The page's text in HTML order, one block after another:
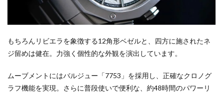
もちろんリビエラを象徴する12角形ベゼルと、四方に施されたネ
ジ留めは健在。力強く個性的な外観を演出しています。
ムーブメントにはバルジュー「7753」を採用し、正確なクロノグ
ラフ機能を実現。さらに普段使いで便利な、約48時間のパワーリ